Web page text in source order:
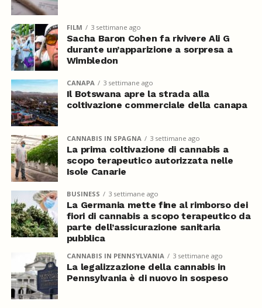
FILM 3 settimane ago
Sacha Baron Cohen fa rivivere Ali G
durante un’apparizione a sorpresa a
Wimbledon
CANAPA 3 settimane ago
Il Botswana apre la strada alla
coltivazione commerciale della canapa
CANNABIS IN SPAGNA 3 settimane ago
La prima coltivazione di cannabis a
scopo terapeutico autorizzata nelle
Isole Canarie
BUSINESS 3 settimane ago
La Germania mette fine al rimborso dei
fiori di cannabis a scopo terapeutico da
parte dell’assicurazione sanitaria
pubblica
CANNABIS IN PENNSYLVANIA 3 settimane ago
La legalizzazione della cannabis in
Pennsylvania è di nuovo in sospeso